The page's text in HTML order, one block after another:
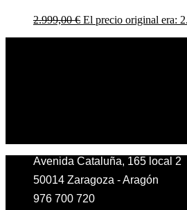
2.999,00€ El precio original era:
Avenida Cataluña, 165 local 2
50014 Zaragoza - Aragón
976 700 720